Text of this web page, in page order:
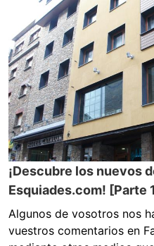
¡Descubre los nuevos
Esquiades.com! [Parte
Algunos de vosotros nos
vuestros comentarios en